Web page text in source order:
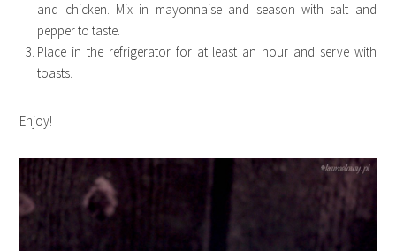
and chicken. Mix in mayonnaise and season with salt and
pepper to taste.
Place in the refrigerator for at least an hour and serve with
toasts.
Enjoy!